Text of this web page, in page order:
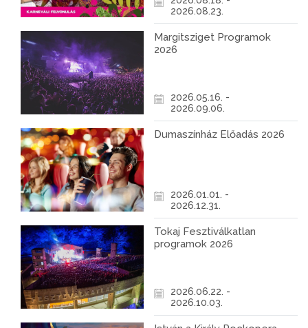
2026.08.23.
Margitsziget Programok
2026
2026.05.16. -
2026.09.06.
Dumaszínház Előadás 2026
2026.01.01. -
2026.12.31.
Tokaj Fesztiválkatlan
programok 2026
2026.06.22. -
2026.10.03.